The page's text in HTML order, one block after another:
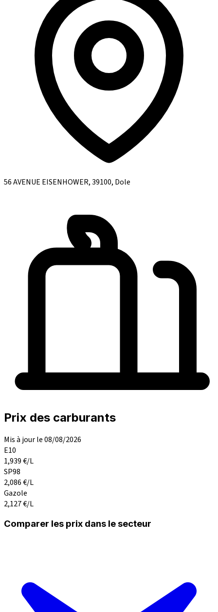
56 AVENUE EISENHOWER, 39100, Dole
Prix des carburants
Mis à jour le 08/08/2026
E10
1,939€/L
SP98
2,086€/L
Gazole
2,127€/L
Comparer les prix dans le secteur